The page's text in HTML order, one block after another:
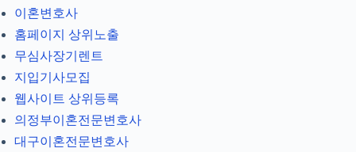
이혼변호사
홈페이지 상위노출
무심사장기렌트
지입기사모집
웹사이트 상위등록
의정부이혼전문변호사
대구이혼전문변호사